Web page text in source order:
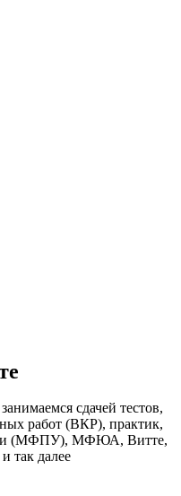
сдачей тестов,
работ (ВКР), практик,
(МФПУ), МФЮА, Витте,
так далее